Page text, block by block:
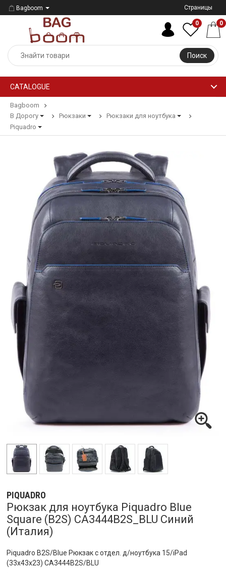
Bagboom Страницы
Поиск
0 0
CATALOGUE
Bagboom
В Дорогу
Рюкзаки
Рюкзаки для ноутбука
Piquadro
PIQUADRO
Рюкзак для ноутбука Piquadro Blue
Square (B2S) CA3444B2S_BLU Синий
(Италия)
Piquadro B2S/Blue Рюкзак с отдел. д/ноутбука 15/iPad
(33x43x23) CA3444B2S/BLU